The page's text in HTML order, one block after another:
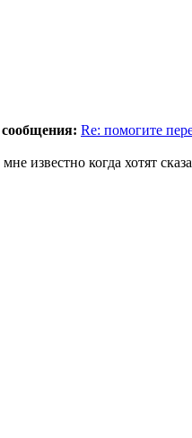
сообщения: Re: помогите
известно когда хотят